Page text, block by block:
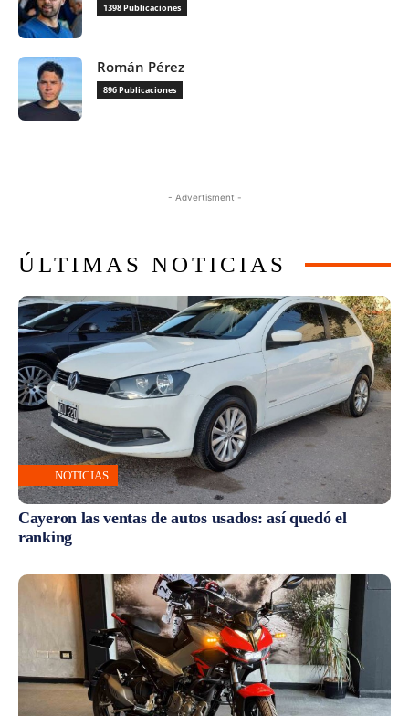
1398 Publicaciones
Román Pérez
896 Publicaciones
- Advertisment -
ÚLTIMAS NOTICIAS
NOTICIAS
Cayeron las ventas de autos usados: así quedó el
ranking